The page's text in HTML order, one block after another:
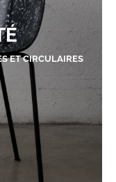
ET CIRCULAIRES